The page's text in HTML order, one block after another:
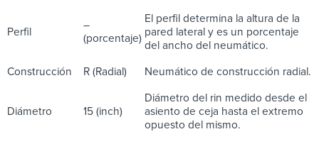
Perfil
–
(porcentaje)
El perfil determina la altura de la
pared lateral y es un porcentaje
del ancho del neumático.
Construcción R (Radial) Neumático de construcción radial.
Diámetro 15 (inch)
Diámetro del rin medido desde el
asiento de ceja hasta el extremo
opuesto del mismo.